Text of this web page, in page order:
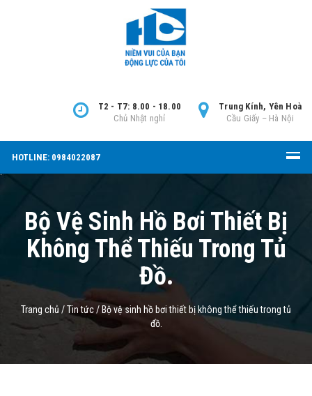
Trung Kính, Yên Hoà
Cầu Giấy – Hà Nội
T2 - T7: 8.00 - 18.00
Chủ Nhật nghỉ
HOTLINE: 0984022087
Bộ Vệ Sinh Hồ Bơi Thiết Bị
Không Thể Thiếu Trong Tủ
Đồ.
Trang chủ /Tin tức/ Bộ vệ sinh hồ bơi thiết bị không thể thiếu trong tủ
đồ.